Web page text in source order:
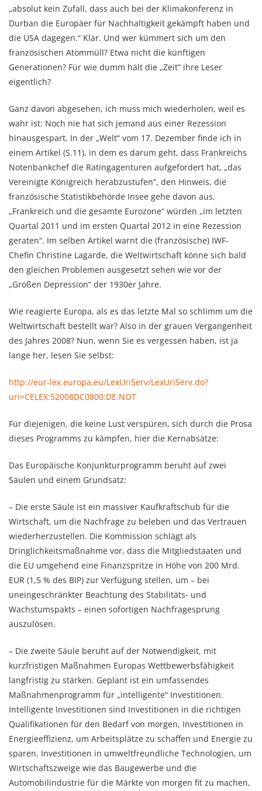
„absolut kein Zufall, dass auch bei der Klimakonferenz in
Durban die Europäer für Nachhaltigkeit gekämpft haben und
die USA dagegen.“ Klar. Und wer kümmert sich um den
französischen Atommüll? Etwa nicht die künftigen
Generationen? Für wie dumm hält die „Zeit“ ihre Leser
eigentlich?
Ganz davon abgesehen, ich muss mich wiederholen, weil es
wahr ist: Noch nie hat sich jemand aus einer Rezession
hinausgespart. In der „Welt“ vom 17. Dezember finde ich in
einem Artikel (S.11), in dem es darum geht, dass Frankreichs
Notenbankchef die Ratingagenturen aufgefordert hat, „das
Vereinigte Königreich herabzustufen“, den Hinweis, die
französische Statistikbehörde Insee gehe davon aus,
„Frankreich und die gesamte Eurozone“ würden „im letzten
Quartal 2011 und im ersten Quartal 2012 in eine Rezession
geraten“. Im selben Artikel warnt die (französische) IWF-
Chefin Christine Lagarde, die Weltwirtschaft könne sich bald
den gleichen Problemen ausgesetzt sehen wie vor der
„Großen Depression“ der 1930er Jahre.
Wie reagierte Europa, als es das letzte Mal so schlimm um die
Weltwirtschaft bestellt war? Also in der grauen Vergangenheit
des Jahres 2008? Nun, wenn Sie es vergessen haben, ist ja
lange her, lesen Sie selbst:
http://eur-lex.europa.eu/LexUriServ/LexUriServ.do?
uri=CELEX:52008DC0800:DE:NOT
Für diejenigen, die keine Lust verspüren, sich durch die Prosa
dieses Programms zu kämpfen, hier die Kernabsätze:
Das Europäische Konjunkturprogramm beruht auf zwei
Säulen und einem Grundsatz:
– Die erste Säule ist ein massiver Kaufkraftschub für die
Wirtschaft, um die Nachfrage zu beleben und das Vertrauen
wiederherzustellen. Die Kommission schlägt als
Dringlichkeitsmaßnahme vor, dass die Mitgliedstaaten und
die EU umgehend eine Finanzspritze in Höhe von 200 Mrd.
EUR (1,5 % des BIP) zur Verfügung stellen, um – bei
uneingeschränkter Beachtung des Stabilitäts- und
Wachstumspakts – einen sofortigen Nachfragesprung
auszulösen.
– Die zweite Säule beruht auf der Notwendigkeit, mit
kurzfristigen Maßnahmen Europas Wettbewerbsfähigkeit
langfristig zu stärken. Geplant ist ein umfassendes
Maßnahmenprogramm für „intelligente“ Investitionen.
Intelligente Investitionen sind Investitionen in die richtigen
Qualifikationen für den Bedarf von morgen, Investitionen in
Energieeffizienz, um Arbeitsplätze zu schaffen und Energie zu
sparen, Investitionen in umweltfreundliche Technologien, um
Wirtschaftszweige wie das Baugewerbe und die
Automobilindustrie für die Märkte von morgen fit zu machen,